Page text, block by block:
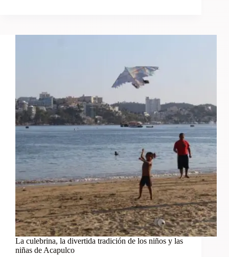
La culebrina, la divertida tradición de los niños y las
niñas de Acapulco